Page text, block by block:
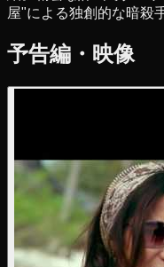
屋"による独創的な暗殺
予告編・映像